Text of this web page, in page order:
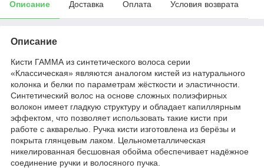
Описание Доставка Оплата Условия возврата
Описание
Кисти ГАММА из синтетического волоса серии
«Классическая» являются аналогом кистей из натурального
колонка и белки по параметрам жёсткости и эластичности.
Синтетический волос на основе сложных полиэфирных
волокон имеет гладкую структуру и обладает капиллярным
эффектом, что позволяет использовать такие кисти при
работе с акварелью. Ручка кисти изготовлена из берёзы и
покрыта глянцевым лаком. Цельнометаллическая
никелированная бесшовная обойма обеспечивает надёжное
соединение ручки и волосяного пучка.